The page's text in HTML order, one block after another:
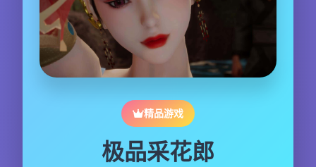
精品游戏
极品采花郎